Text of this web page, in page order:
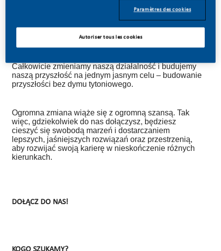
TWÓRZ Z NAMI HISTORIĘ!
Całkowicie zmieniamy naszą działalność i budujemy
naszą przyszłość na jednym jasnym celu – budowanie
przyszłości bez dymu tytoniowego.
Ogromna zmiana wiąże się z ogromną szansą. Tak
więc, gdziekolwiek do nas dołączysz, będziesz
cieszyć się swobodą marzeń i dostarczaniem
lepszych, jaśniejszych rozwiązań oraz przestrzenią,
aby rozwijać swoją karierę w nieskończenie różnych
kierunkach.
DOŁĄCZ DO NAS!
KOGO SZUKAMY?
Paramètres des cookies
Autoriser tous les cookies